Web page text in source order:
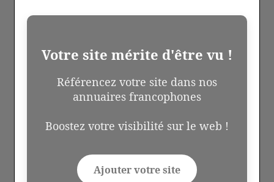
Votre site mérite d'être vu !
Référencez votre site dans nos
annuaires francophones
Boostez votre visibilité sur le web !
Ajouter votre site